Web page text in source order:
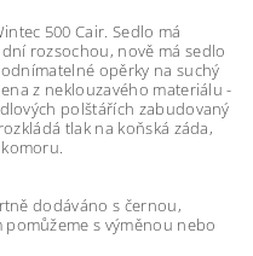
500 Cair. Sedlo má
rozsochou, nově má sedlo
opěrky na suchý
z neklouzavého materiálu -
polštářích zabudovaný
tlak na koňská záda,
dodáváno s černou,
s výměnou nebo